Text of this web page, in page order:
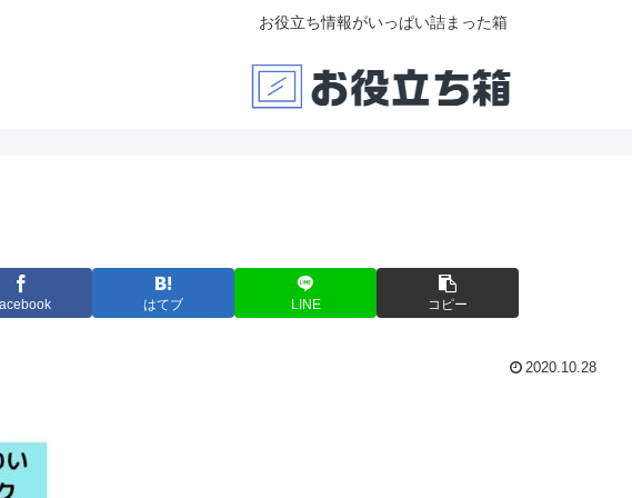
お役立ち情報がいっぱい詰まった箱
はてブ LINE コピー
2020.10.28